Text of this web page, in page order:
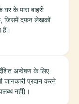
के पास बाहरी
जिसमें दफन लेखकों
हैं।
अन्वेषण के लिए
जानकारी प्रदान करने
नहीं)।